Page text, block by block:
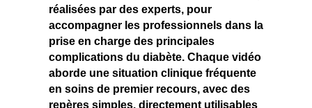
réalisées par des experts, pour
accompagner les professionnels dans la
prise en charge des principales
complications du diabète. Chaque vidéo
aborde une situation clinique fréquente
en soins de premier recours, avec des
repères simples, directement utilisables